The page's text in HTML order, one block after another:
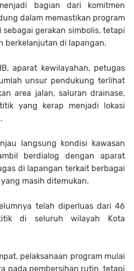
bagian dari komitmen
dalam memastikan program
gerakan simbolis, tetapi
berkelanjutan di lapangan.
aparat kewilayahan, petugas
unsur pendukung terlihat
area jalan, saluran drainase,
yang kerap menjadi lokasi
langsung kondisi kawasan
berdialog dengan aparat
di lapangan terkait berbagai
masih ditemukan.
telah diperluas dari 46
di seluruh wilayah Kota
pelaksanaan program mulai
pada pembersihan rutin, tetapi